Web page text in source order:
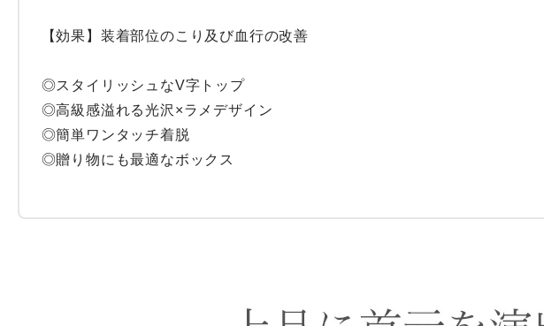
【効果】装着部位のこり及び血行の改善
◎スタイリッシュなV字トップ
◎高級感溢れる光沢×ラメデザイン
◎簡単ワンタッチ着脱
◎贈り物にも最適なボックス